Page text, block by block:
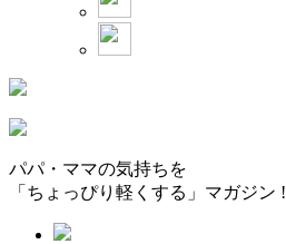
パパ・ママの気持ちを
「ちょっぴり軽くする」マガジン !